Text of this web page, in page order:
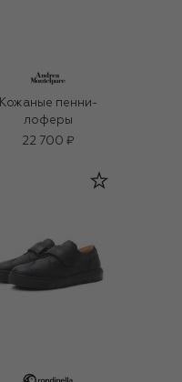
Кожаные пенни-
лоферы
22 700 ₽